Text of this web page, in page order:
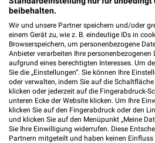
ALDI Nord Prospekt für
(Hansestadt) ab Mo.
Gültig von 03. Aug. bis 08. Aug.
📅 Kalendereintrag erstellen
PROSPEKT
beibehalten.
Wir und unsere Partner speichern und/oder
einem Gerät zu, wie z. B. eindeutige IDs in
Browserspeichern, um personenbezogene
Anbieter verarbeiten Ihre personenbezogenen
aufgrund eines berechtigten Interesses. Um
Sie die „Einstellungen“. Sie können Ihre
oder verwalten, indem Sie auf die Schaltfläche
klicken oder jederzeit auf die Fingerabdruck-
unteren Ecke der Website klicken. Um Ihre
klicken Sie auf den Fingerabdruck oder den
und klicken Sie auf den Menüpunkt „Meine
Sie Ihre Einwilligung widerrufen. Diese
Partnern mitgeteilt und haben keinen Einfluss